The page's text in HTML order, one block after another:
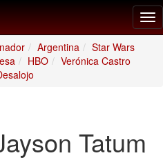
Argentina
Star Wars
HBO
Verónica Castro
Tatum